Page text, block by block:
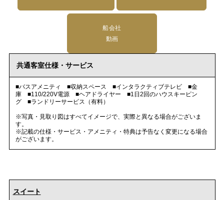
船会社
動画
共通客室仕様・サービス
■バスアメニティ ■収納スペース ■インタラクティブテレビ ■金
庫 ■110/220V電源 ■ヘアドライヤー ■1日2回のハウスキーピン
グ ■ランドリーサービス（有料）
※写真・見取り図はすべてイメージで、実際と異なる場合がございま
す。
※記載の仕様・サービス・アメニティ・特典は予告なく変更になる場合
がございます。
スイート